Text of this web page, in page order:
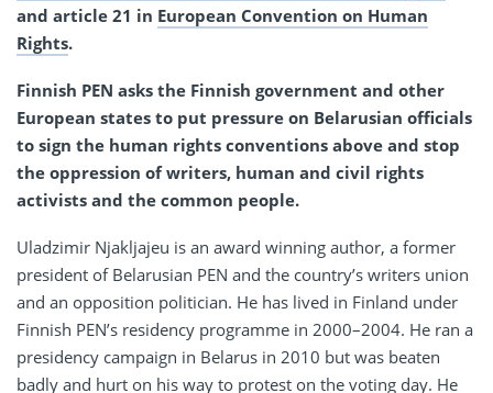
and article 21 in European Convention on Human
Rights.
Finnish PEN asks the Finnish government and other
European states to put pressure on Belarusian officials
to sign the human rights conventions above and stop
the oppression of writers, human and civil rights
activists and the common people.
Uladzimir Njakljajeu is an award winning author, a former
president of Belarusian PEN and the country’s writers union
and an opposition politician. He has lived in Finland under
Finnish PEN’s residency programme in 2000–2004. He ran a
presidency campaign in Belarus in 2010 but was beaten
badly and hurt on his way to protest on the voting day. He